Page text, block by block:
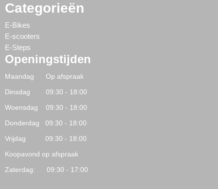
Categorieën
E-Bikes
E-scooters
E-Steps
Openingstijden
Maandag Op afspraak
Dinsdag 09:30 - 18:00
Woensdag 09:30 - 18:00
Donderdag 09:30 - 18:00
Vrijdag 09:30 - 18:00
Koopavond op afspraak
Zaterdag: 09:30 - 17:00